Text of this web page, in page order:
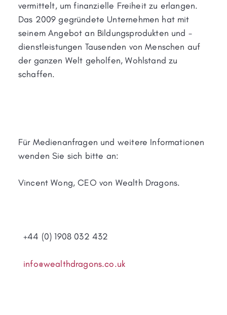
vermittelt, um finanzielle Freiheit zu erlangen.
Das 2009 gegründete Unternehmen hat mit
seinem Angebot an Bildungsprodukten und -
dienstleistungen Tausenden von Menschen auf
der ganzen Welt geholfen, Wohlstand zu
schaffen.
Für Medienanfragen und weitere Informationen
wenden Sie sich bitte an:
Vincent Wong, CEO von Wealth Dragons.
+44 (0) 1908 032 432
info@wealthdragons.co.uk